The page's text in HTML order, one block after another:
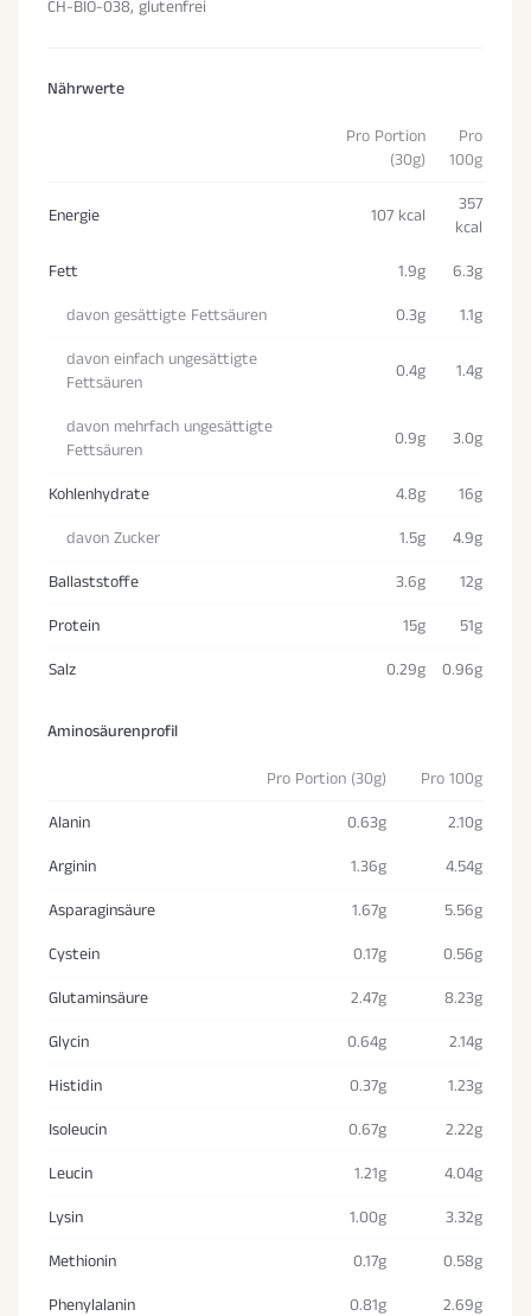
CH-BIO-038, glutenfrei
Nährwerte
Pro Portion
(30g)
Pro
100g
Energie 107 kcal
357
kcal
Fett
1.9g
6.3g
davon gesättigte Fettsäuren
0.3g
1.1g
davon einfach ungesättigte
Fettsäuren
0.4g 1.4g
davon mehrfach ungesättigte
Fettsäuren
0.9g 3.0g
Kohlenhydrate 4.8g
16g
davon Zucker
1.5g
4.9g
Ballaststoffe
3.6g
12g
Protein
15g
51g
Salz
0.29g 0.96g
Aminosäurenprofil
Pro Portion (30g)
Pro 100g
Alanin
0.63g
2.10g
Arginin
1.36g
4.54g
Asparaginsäure
1.67g
5.56g
Cystein
0.17g
0.56g
Glutaminsäure
2.47g
8.23g
Glycin
0.64g
2.14g
Histidin
0.37g
1.23g
Isoleucin
0.67g
2.22g
Leucin
1.21g
4.04g
Lysin
1.00g
3.32g
Methionin
0.17g
0.58g
Phenylalanin
0.81g
2.69g